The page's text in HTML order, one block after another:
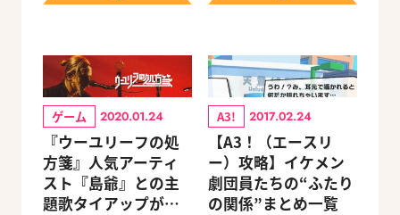
ゲーム 2020.01.24
『ウーユリーフの処
方箋』人気アーティ
スト『島爺』との主
題歌タイアップが決
A3! 2017.02.24
【A3！（エースリ
ー）攻略】イケメン
劇団員たちの“ふたり
の関係”まとめ一覧